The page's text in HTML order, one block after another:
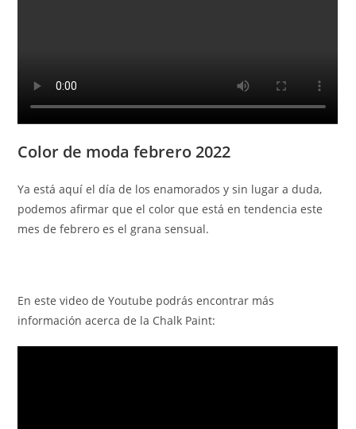
Color de moda febrero 2022
Ya está aquí el día de los enamorados y sin lugar a duda,
podemos afirmar que el color que está en tendencia este
mes de febrero es el grana sensual.
En este video de Youtube podrás encontrar más
información acerca de la Chalk Paint: